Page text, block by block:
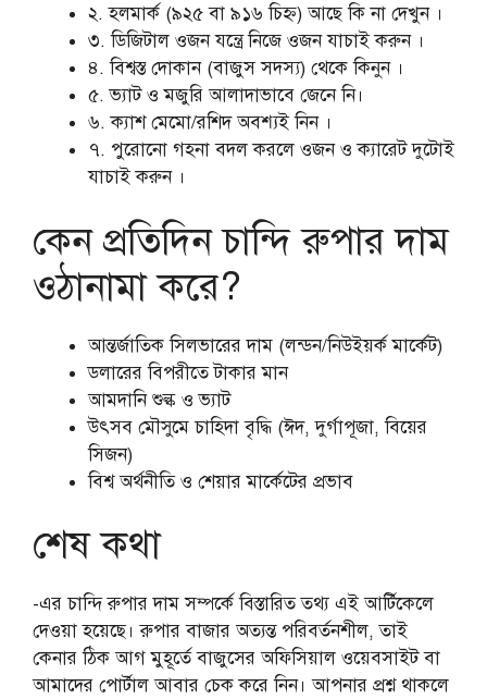
২. হলমার্ক (৯২৫ বা ৯১৬ চিহ্ন) আছে কি না দেখুন ।
৩. ডিজিটাল ওজন যন্ত্রে নিজে ওজন যাচাই করুন ।
৪. বিশ্বস্ত দোকান (বাজুস সদস্য) থেকে কিনুন ।
৫. ভ্যাট ও মজুরি আলাদাভাবে জেনে নি।
৬. ক্যাশ মেমো/রশিদ অবশ্যই নিন ।
৭. পুরোনো গহনা বদল করলে ওজন ও ক্যারেট দুটোই
যাচাই করুন ।
কেন প্রতিদিন চান্দি রুপার দাম
ওঠানামা করে?
আন্তর্জাতিক সিলভারের দাম (লন্ডন/নিউইয়র্ক মার্কেট)
ডলারের বিপরীতে টাকার মান
আমদানি শুল্ক ও ভ্যাট
উৎসব মৌসুমে চাহিদা বৃদ্ধি (ঈদ, দুর্গাপূজা, বিয়ের
সিজন)
বিশ্ব অর্থনীতি ও শেয়ার মার্কেটের প্রভাব
শেষ কথা
-এর চান্দি রুপার দাম সম্পর্কে বিস্তারিত তথ্য এই আর্টিকেলে
দেওয়া হয়েছে। রুপার বাজার অত্যন্ত পরিবর্তনশীল, তাই
কেনার ঠিক আগ মুহূর্তে বাজুসের অফিসিয়াল ওয়েবসাইট বা
আমাদের পোর্টাল আবার চেক করে নিন। আপনার প্রশ্ন থাকলে